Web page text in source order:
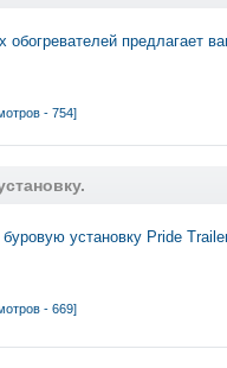
обогревателей предлагает
- 754]
установку Pride
- 669]